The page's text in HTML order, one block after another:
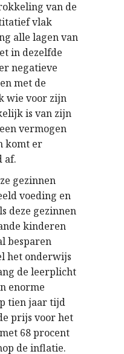
van de
vlak
alle lagen van
in dezelfde
negatieve
met de
wie voor zijn
is van zijn
vermogen
komt er
af.
gezinnen
voeding en
deze gezinnen
kinderen
besparen
het onderwijs
de leerplicht
enorme
tien jaar tijd
prijs voor het
68 procent
de inflatie.